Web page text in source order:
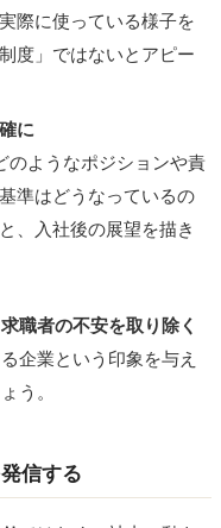
際に使っている様子を
度」ではないとアピー
に
のようなポジションや責
準はどうなっているの
、入社後の展望を描き
求職者の不安を取り除く
企業という印象を与え
う。
信する